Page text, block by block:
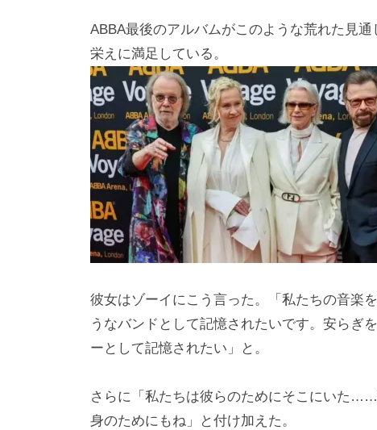
ABBA最後のアルバムがこのような荒れた見
栄えに満足している。
彼女はゾーイにこう言った。「私たちの音楽
うなバンドとして記憶されたいです。安らぎ
ーとして記憶されたい」と。
さらに「私たちは彼らのためにそこにいた
身のためにもね」と付け加えた。